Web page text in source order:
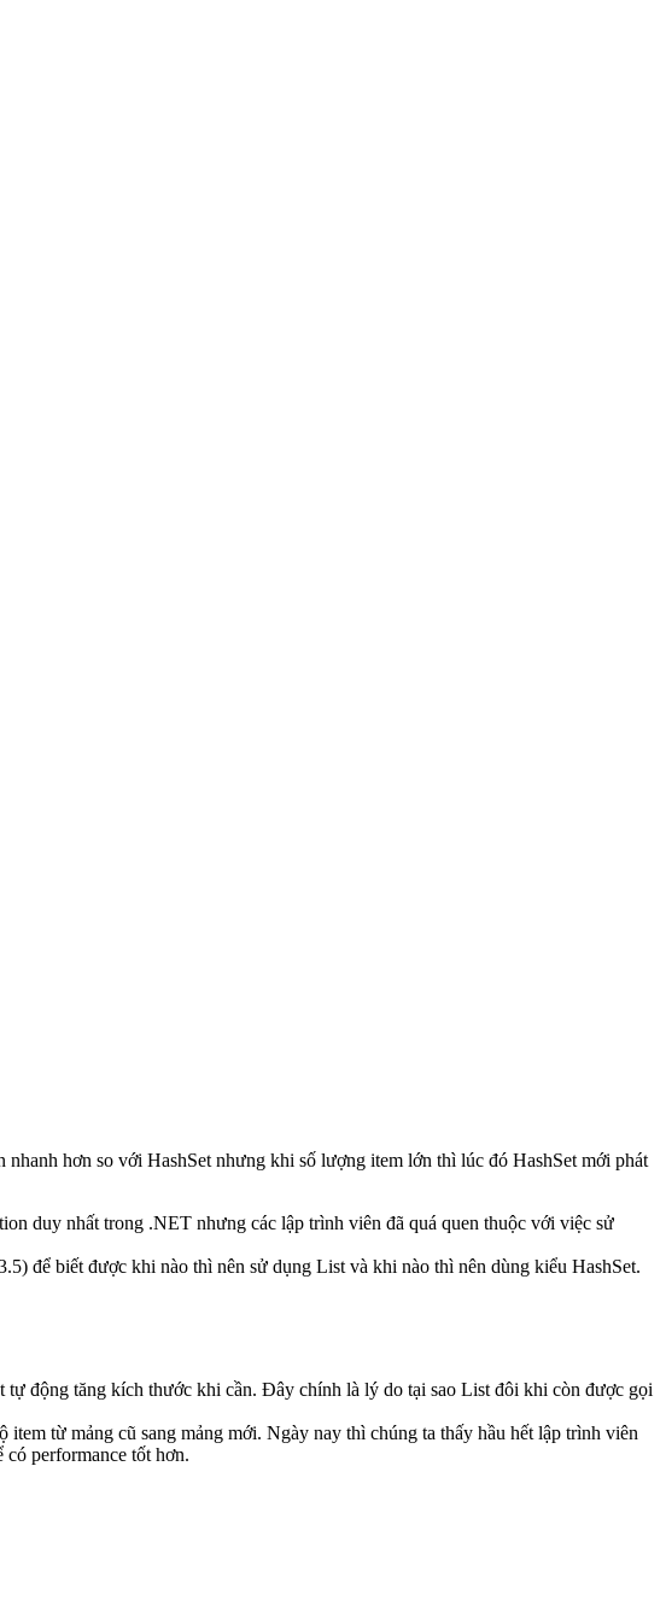
hơn so với HashSet nhưng khi số lượng item lớn thì lúc đó HashSet mới phát
duy nhất trong .NET nhưng các lập trình viên đã quá quen thuộc với việc sử
để biết được khi nào thì nên sử dụng List và khi nào thì nên dùng kiểu HashSet.
động tăng kích thước khi cần. Đây chính là lý do tại sao List đôi khi còn được gọi
từ mảng cũ sang mảng mới. Ngày nay thì chúng ta thấy hầu hết lập trình viên
performance tốt hơn.